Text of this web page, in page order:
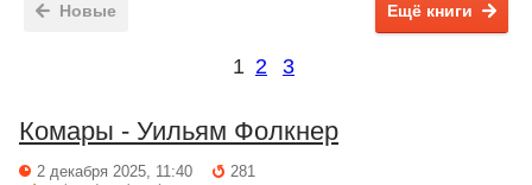
Новые Ещё книги
1 2 3
Комары - Уильям Фолкнер
2 декабря 2025, 11:40 281